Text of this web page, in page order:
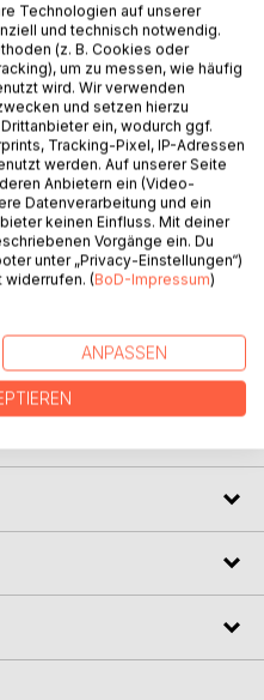
E-Riscon, system
sie cyfrowy porzadek:
rejestracja przez
tylko dla
Nikt nie strzela.
uzasadnieniami i
z roznych swiatow, ale
cyfrowej klatce. A gdy z
kontynentu wraca ktos,
jak wolnosc nie zostaje
tym, ze czasem wystarczy
Technologien auf unserer
und technisch notwendig.
(z. B. Cookies oder
um zu messen, wie häufig
wird. Wir verwenden
und setzen hierzu
ein, wodurch ggf.
Tracking-Pixel, IP-Adressen
werden. Auf unserer Seite
Anbietern ein (Video-
Datenverarbeitung und ein
keinen Einfluss. Mit deiner
Vorgänge ein. Du
unter „Privacy-Einstellungen“)
widerrufen. (BoD-Impressum)
ANPASSEN